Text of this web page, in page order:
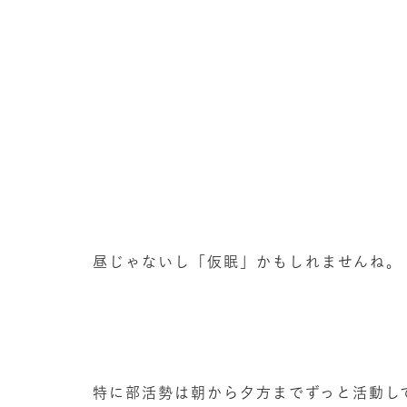
昼じゃないし「仮眠」かもしれませんね。
特に部活勢は朝から夕方までずっと活動